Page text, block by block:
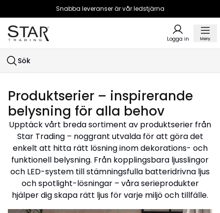
Snabba leveranser är vår ledstjärna
Logga in Meny
Sök
Produktserier – inspirerande
belysning för alla behov
Upptäck vårt breda sortiment av produktserier från
Star Trading – noggrant utvalda för att göra det
enkelt att hitta rätt lösning inom dekorations- och
funktionell belysning. Från kopplingsbara ljusslingor
och LED-system till stämningsfulla batteridrivna ljus
och spotlight-lösningar – våra serieprodukter
hjälper dig skapa rätt ljus för varje miljö och tillfälle.